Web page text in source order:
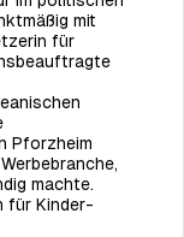
mit
für
Pforzheim
machte.
für Kinder-